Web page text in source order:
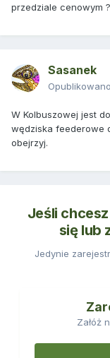
przedziale cenowym ?
Sasanek
Opublikowano
W Kolbuszowej jest
wędziska feederowe
obejrzyj.
Jeśli
się lub
Jedynie
Załóż